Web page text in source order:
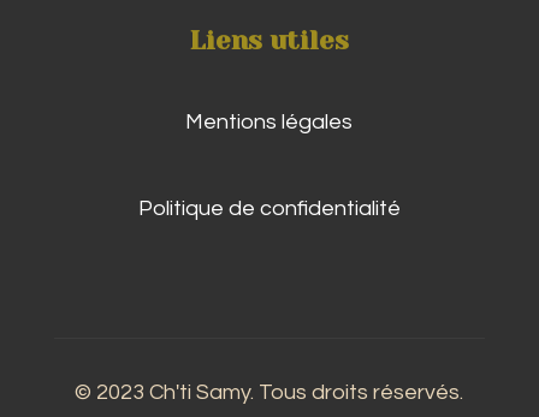
Liens utiles
Mentions légales
Politique de confidentialité
© 2023 Ch'ti Samy. Tous droits réservés.